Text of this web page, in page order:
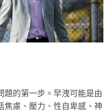
題的第一步。早洩可能是由
焦慮、壓力、性自卑感、神